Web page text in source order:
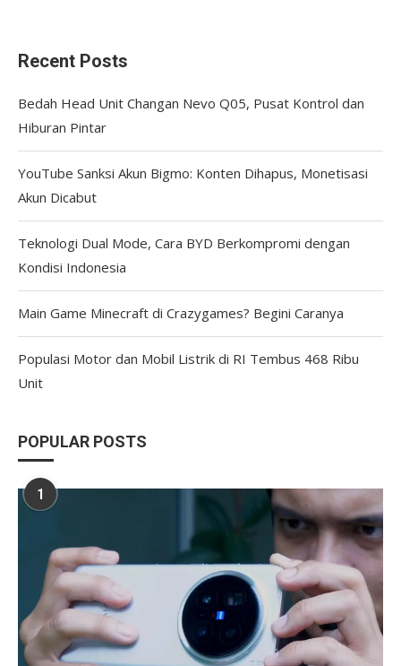
Recent Posts
Bedah Head Unit Changan Nevo Q05, Pusat Kontrol dan
Hiburan Pintar
YouTube Sanksi Akun Bigmo: Konten Dihapus, Monetisasi
Akun Dicabut
Teknologi Dual Mode, Cara BYD Berkompromi dengan
Kondisi Indonesia
Main Game Minecraft di Crazygames? Begini Caranya
Populasi Motor dan Mobil Listrik di RI Tembus 468 Ribu
Unit
POPULAR POSTS
1